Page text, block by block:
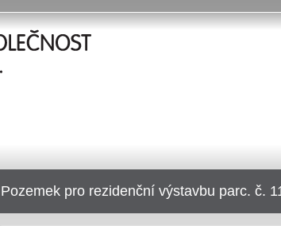
Pozemek pro rezidenční výstavbu parc. č.